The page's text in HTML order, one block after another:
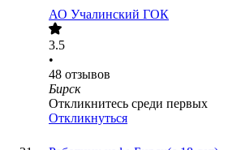
АО Учалинский ГОК
3.5
•
48 отзывов
Бирск
Откликнитесь среди первых
Откликнуться